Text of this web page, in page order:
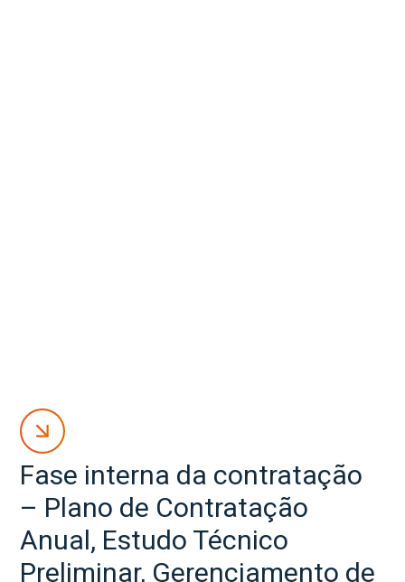
Fase interna da contratação
– Plano de Contratação
Anual, Estudo Técnico
Preliminar, Gerenciamento de